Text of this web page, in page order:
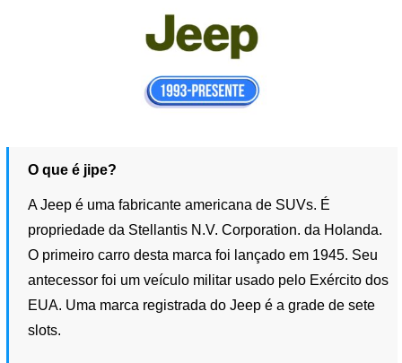
O que é jipe?
A Jeep é uma fabricante americana de SUVs. É
propriedade da Stellantis N.V. Corporation. da Holanda.
O primeiro carro desta marca foi lançado em 1945. Seu
antecessor foi um veículo militar usado pelo Exército dos
EUA. Uma marca registrada do Jeep é a grade de sete
slots.